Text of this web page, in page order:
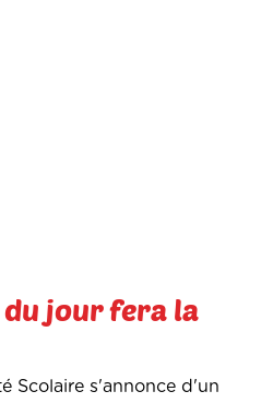
jour fera la
Scolaire s'annonce d'un